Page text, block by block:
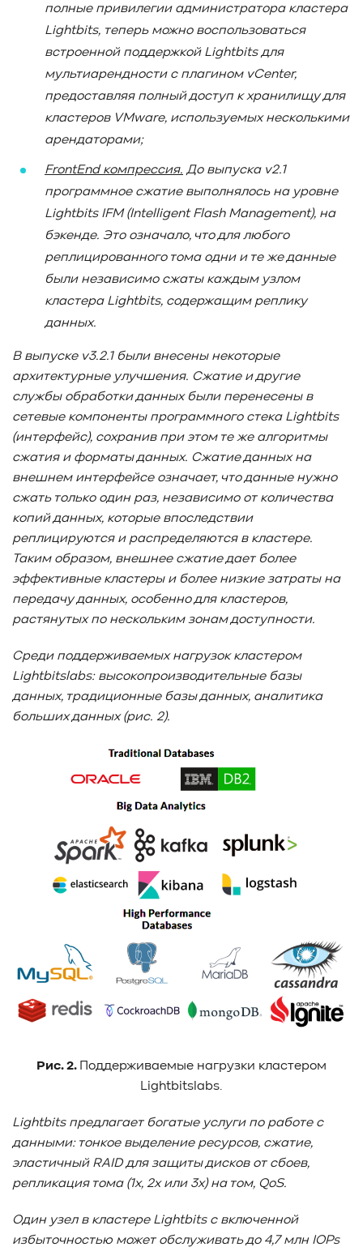
полные привилегии администратора кластера
Lightbits, теперь можно воспользоваться
встроенной поддержкой Lightbitsдля
мультиарендности с плагином vCenter,
предоставляя полный доступ к хранилищу для
кластеров VMware, используемых несколькими
арендаторами;
FrontEndкомпрессия. До выпуска v2.1
программное сжатие выполнялось на уровне
LightbitsIFM(IntelligentFlashManagement), на
бэкенде. Это означало, что для любого
реплицированного тома одни и те же данные
были независимо сжаты каждым узлом
кластера Lightbits, содержащим реплику
данных.
В выпуске v3.2.1 были внесены некоторые
архитектурные улучшения. Сжатие и другие
службы обработки данных были перенесены в
сетевые компоненты программного стека Lightbits
(интерфейс), сохранив при этом те же алгоритмы
сжатия и форматы данных. Сжатие данных на
внешнем интерфейсе означает, что данные нужно
сжать только один раз, независимо от количества
копий данных, которые впоследствии
реплицируются и распределяются в кластере.
Таким образом, внешнее сжатие дает более
эффективные кластеры и более низкие затраты на
передачу данных, особенно для кластеров,
растянутых по нескольким зонам доступности.
Среди поддерживаемых нагрузок кластером
Lightbitslabs: высокопроизводительные базы
данных, традиционные базы данных, аналитика
больших данных (рис. 2).
Рис. 2.
Поддерживаемые нагрузки кластером
Lightbitslabs.
Lightbitsпредлагает богатые услуги по работе с
данными: тонкое выделение ресурсов, сжатие,
эластичный RAIDдля защиты дисков от сбоев,
репликация тома (1x, 2xили 3x) на том, QoS.
Один узел в кластере Lightbitsс включенной
избыточностью может обслуживать до 4,7 млн IOPs